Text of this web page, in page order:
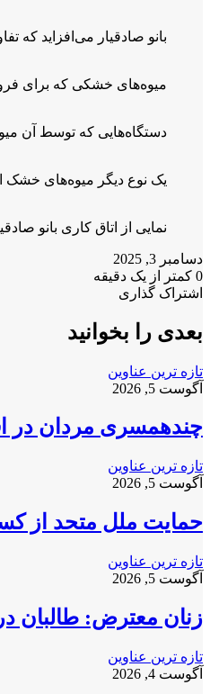
بانو صادقیار می‌افزاید که
میوه‌های خشکی که برای
دستگاه‌هایی که توسط آن
یک نوع دیگر میوه‌های خشک
نمایی از اتاق کاری بانو
دسامبر 3, 2025
0 کمتر از یک دقیقه
فیس
X
لینکدین
واتس
تلگرام
اشتراک گذاری
بوک
گذاری
از
ایمیل
بعدی را بخوانید
تازه ترین عناوین
آگوست 5, 2026
چندهمسری مردان در
تازه ترین عناوین
آگوست 5, 2026
حمایت ملل متحد از
تازه ترین عناوین
آگوست 5, 2026
زنان معترض: طالبان
تازه ترین عناوین
آگوست 4, 2026